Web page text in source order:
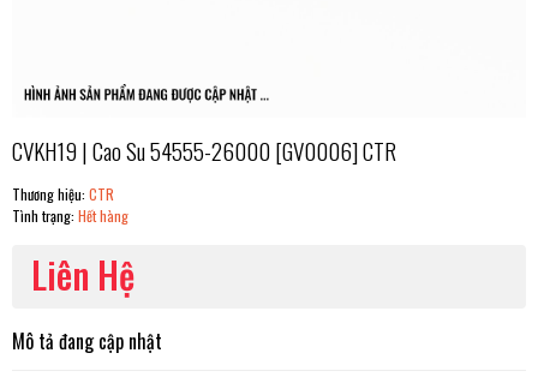
CVKH19 | Cao Su 54555-26000 [GV0006] CTR
Thương hiệu: CTR
Tình trạng: Hết hàng
Liên Hệ
Mô tả đang cập nhật